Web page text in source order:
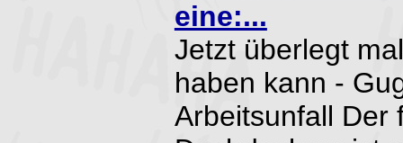
eine:...
Jetzt überlegt
haben kann -
Arbeitsunfall Der